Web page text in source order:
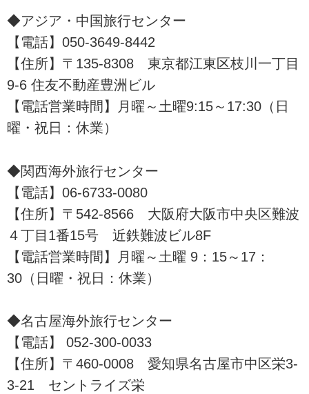
間』の紹介をしています。ツア
ー・旅行のお申込ならクラブツ
ーリズム。
◆アジア・中国旅行センター
【電話】050-3649-8442
【住所】〒135-8308 東京都江東区枝川一丁目
9-6 住友不動産豊洲ビル
【電話営業時間】月曜～土曜9:15～17:30（日
曜・祝日：休業）
◆関西海外旅行センター
【電話】06-6733-0080
【住所】〒542-8566 大阪府大阪市中央区難波
４丁目1番15号 近鉄難波ビル8F
【電話営業時間】月曜～土曜 9：15～17：
30（日曜・祝日：休業）
◆名古屋海外旅行センター
【電話】 052-300-0033
【住所】〒460-0008 愛知県名古屋市中区栄3-
3-21 セントライズ栄